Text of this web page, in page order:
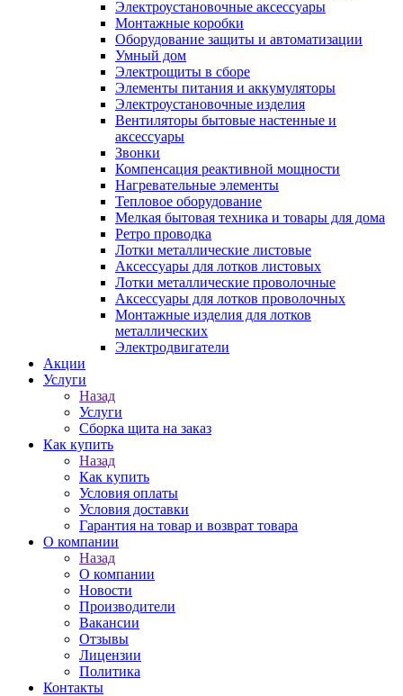
Электроустановочные аксессуары
Монтажные коробки
Оборудование защиты и автоматизации
Умный дом
Электрощиты в сборе
Элементы питания и аккумуляторы
Электроустановочные изделия
Вентиляторы бытовые настенные и
аксессуары
Звонки
Компенсация реактивной мощности
Нагревательные элементы
Тепловое оборудование
Мелкая бытовая техника и товары для дома
Ретро проводка
Лотки металлические листовые
Аксессуары для лотков листовых
Лотки металлические проволочные
Аксессуары для лотков проволочных
Монтажные изделия для лотков
металлических
Электродвигатели
Акции
Услуги
Назад
Услуги
Сборка щита на заказ
Как купить
Назад
Как купить
Условия оплаты
Условия доставки
Гарантия на товар и возврат товара
О компании
Назад
О компании
Новости
Производители
Вакансии
Отзывы
Лицензии
Политика
Контакты